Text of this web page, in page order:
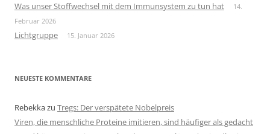
Was unser Stoffwechsel mit dem Immunsystem zu tun hat
14.
Februar 2026
Lichtgruppe 15. Januar 2026
NEUESTE KOMMENTARE
Rebekkazu Tregs: Der verspätete Nobelpreis
Viren, die menschliche Proteine imitieren, sind häufiger als gedacht